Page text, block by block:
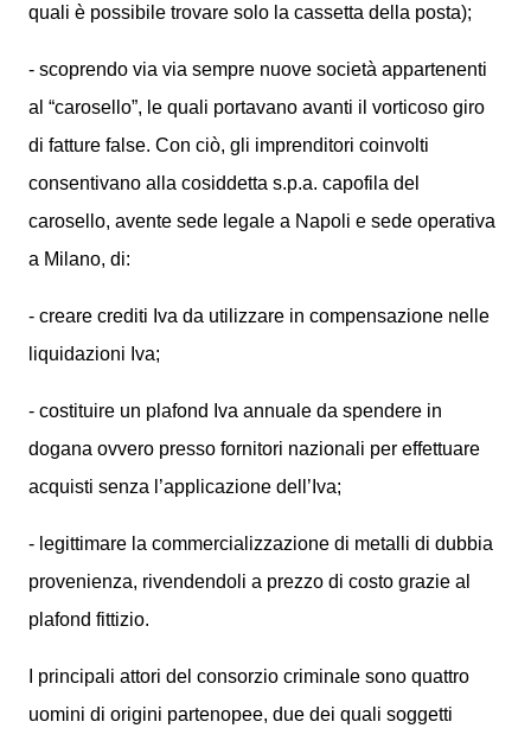
quali è possibile trovare solo la cassetta della posta);
- scoprendo via via sempre nuove società appartenenti
al “carosello”, le quali portavano avanti il vorticoso giro
di fatture false. Con ciò, gli imprenditori coinvolti
consentivano alla cosiddetta s.p.a. capofila del
carosello, avente sede legale a Napoli e sede operativa
a Milano, di:
- creare crediti Iva da utilizzare in compensazione nelle
liquidazioni Iva;
- costituire un plafond Iva annuale da spendere in
dogana ovvero presso fornitori nazionali per effettuare
acquisti senza l’applicazione dell’Iva;
- legittimare la commercializzazione di metalli di dubbia
provenienza, rivendendoli a prezzo di costo grazie al
plafond fittizio.
I principali attori del consorzio criminale sono quattro
uomini di origini partenopee, due dei quali soggetti